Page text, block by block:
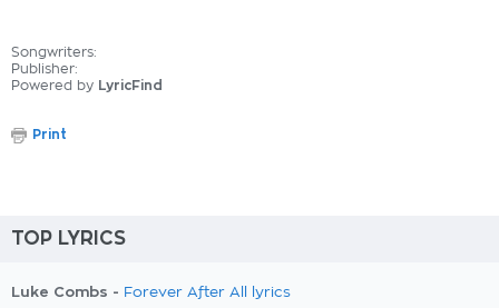
Songwriters:
Publisher:
Powered by LyricFind
Print
TOP LYRICS
Luke Combs - Forever After All lyrics